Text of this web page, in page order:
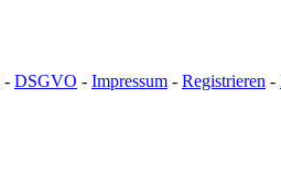
- DSGVO - Impressum - Registrieren -